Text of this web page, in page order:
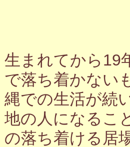
生まれてから19
で落ち着かない
縄での生活が続
地の人になるこ
の落ち着ける居